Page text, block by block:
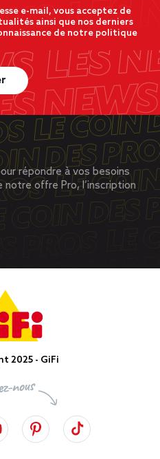
e-mail, vous acceptez de
ainsi que nos derniers
de notre politique
répondre à vos besoins
offre Pro, l’inscription
2025 - GiFi